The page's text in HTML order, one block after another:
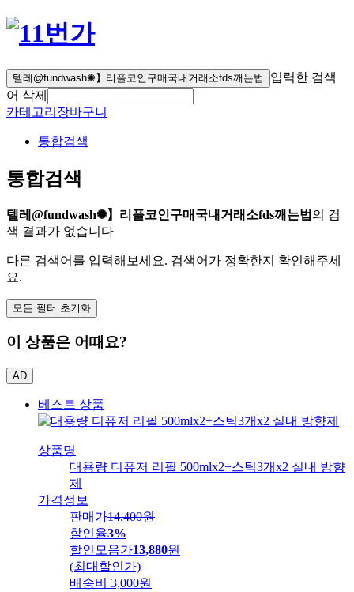
텔레@fundwash✺】리플코인구매국내거래소fds깨는법
입력한 검색
어 삭제
카테고리 장바구니
통합검색
통합검색
텔레@fundwash✺】리플코인구매국내거래소fds깨는법 의 검
색 결과가 없습니다
다른 검색어를 입력해보세요. 검색어가 정확한지 확인해주세
요.
모든 필터 초기화
이 상품은 어때요?
AD
베스트 상품
상품명
대용량 디퓨저 리필 500mlx2+스틱3개x2 실내 방향
제
가격정보
판매가14,400원
할인율3%
할인모음가13,880원
(최대할인가)
배송비
3,000원